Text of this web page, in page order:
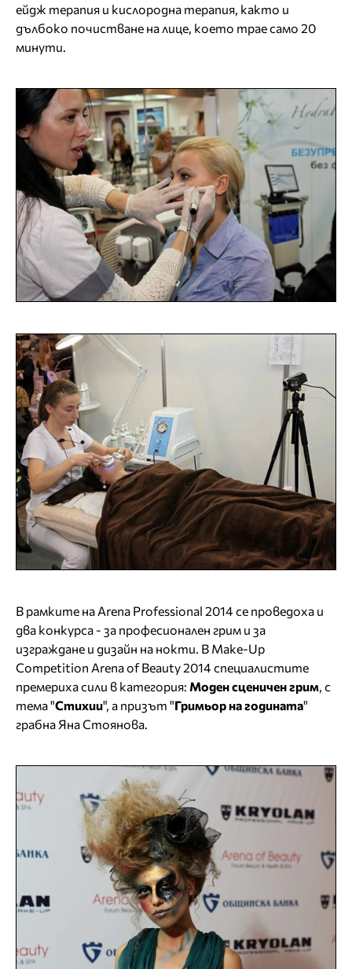
ейдж терапия и кислородна терапия, както и
дълбоко почистване на лице, което трае само 20
минути.
В рамките на Arena Professional 2014 се проведоха и
два конкурса - за професионален грим и за
изграждане и дизайн на нокти. В Make-Up
Competition Arena of Beauty 2014 специалистите
премериха сили в категория: Моден сценичен грим , с
тема "Стихии", а призът "Гримьор на годината"
грабна Яна Стоянова.